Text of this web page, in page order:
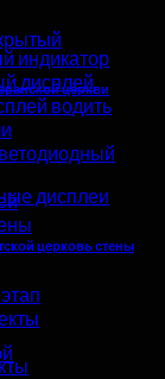
индикатор
дисплей
водить
церкви
церковь стены